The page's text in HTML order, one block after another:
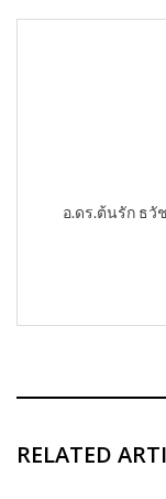
อ.ดร.ต้นรัก ธ
RELATED